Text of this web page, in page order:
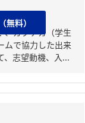
、ガクチカ（学生
ムで協力した出来
、志望動機、入...
無料）